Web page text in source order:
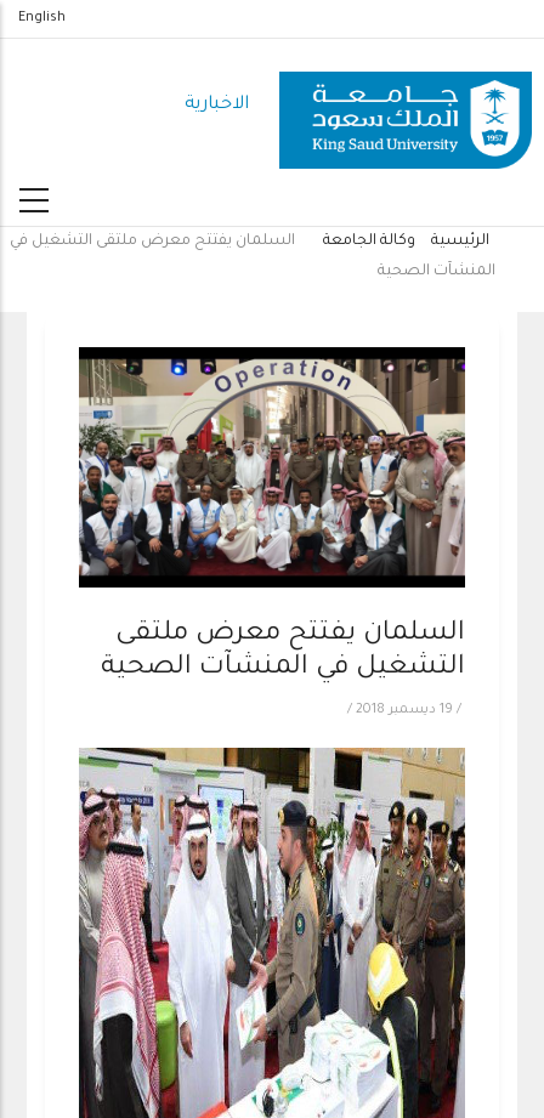
المحتوى
الرئيسي
English
الاخبارية
مسار
الرئيسية وكالة الجامعة
السلمان يفتتح معرض ملتقى التشغيل في
المنشآت الصحية
السلمان يفتتح معرض ملتقى
التشغيل في المنشآت الصحية
/ 19 ديسمبر 2018 /